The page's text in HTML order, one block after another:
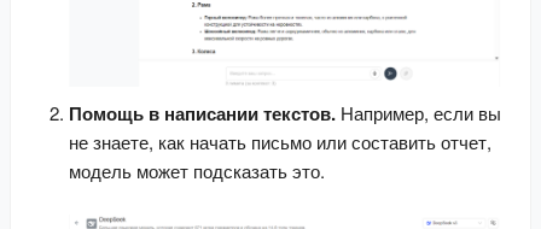
Помощь в написании текстов. Например, если вы
не знаете, как начать письмо или составить отчет,
модель может подсказать это.